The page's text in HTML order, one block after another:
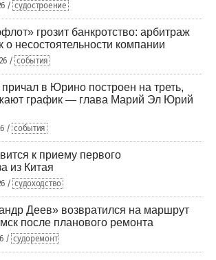
/ судостроение
грозит банкротство: арбитраж
о несостоятельности компании
/ события
в Юрино построен на треть,
график — глава Марий Эл Юрий
/ события
к приему первого
из Китая
/ судоходство
Деев» возвратился на маршрут
после планового ремонта
/ судоремонт